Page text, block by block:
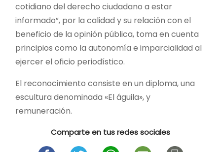
cotidiano del derecho ciudadano a estar
informado”, por la calidad y su relación con el
beneficio de la opinión pública, toma en cuenta
principios como la autonomía e imparcialidad al
ejercer el oficio periodístico.
El reconocimiento consiste en un diploma, una
escultura denominada «El águila», y
remuneración.
Comparte en tus redes sociales